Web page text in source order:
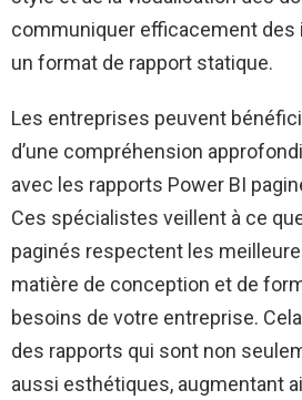
communiquer efficacement des
un format de rapport statique.
Les entreprises peuvent
d’une compréhension
avec les rapports Power BI
Ces spécialistes veillent à ce
paginés respectent les
matière de conception et de
besoins de votre entreprise.
des rapports qui sont non
aussi esthétiques, augmentant